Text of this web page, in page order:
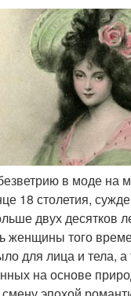
в моде на
18 столетия,
двух десятков
женщины того
для лица и тела, а
на основе